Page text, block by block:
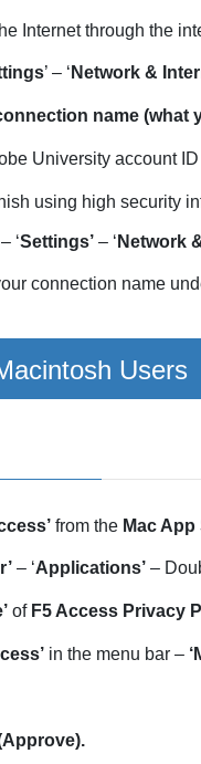
Internet through the
’ – ‘ Network &
name (what
University account
using high security
– ‘Settings’ – ‘ Network
connection name
Users
from the Mac App
– ‘Applications’ –
of F5 Access Privacy
in the menu bar –
(Approve).